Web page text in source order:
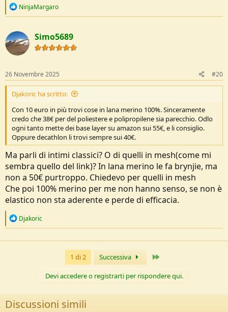
R
c
t
i
o
s
:
NinjaMargaro
Simo5689
26 Novembre 2025 #20
Djakoric ha scritto:
Con 10 euro in più trovi cose in lana merino 100%. Sinceramente
credo che 38€ per del poliestere e polipropilene sia parecchio. Odlo
ogni tanto mette dei base layer su amazon sui 55€, e li consiglio.
Oppure decathlon li trovi sempre sui 40€.
Ma parli di intimi classici? O di quelli in mesh(come mi
sembra quello del link)? In lana merino le fa brynjie, ma
non a 50€ purtroppo. Chiedevo per quelli in mesh
Che poi 100% merino per me non hanno senso, se non è
elastico non sta aderente e perde di efficacia.
R
c
Djakoric
1 di 2 Successiva
Devi accedere o registrarti per rispondere qui.
Discussioni simili